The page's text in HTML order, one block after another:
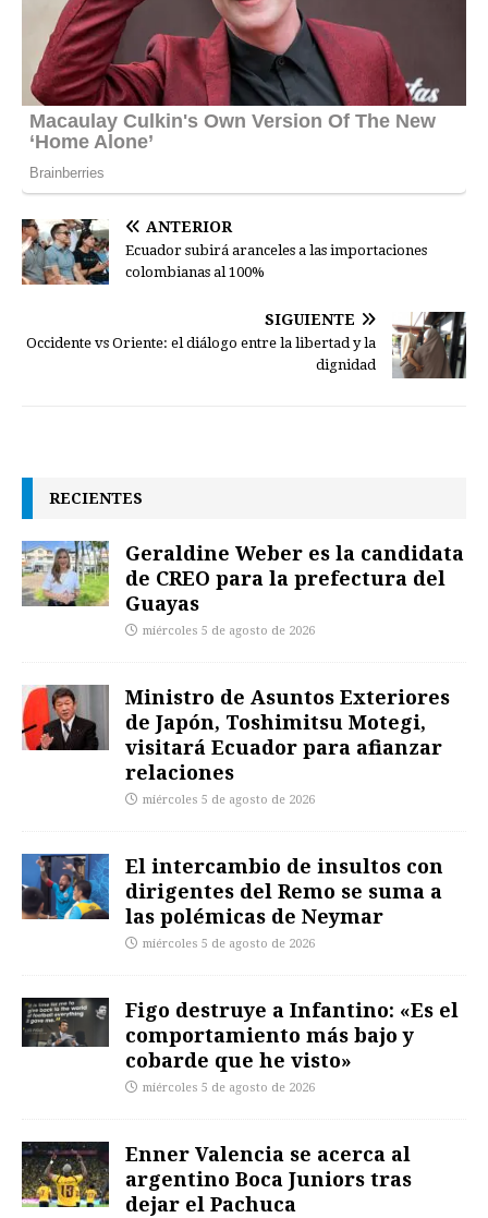
ANTERIOR
Ecuador subirá aranceles a las importaciones
colombianas al 100%
SIGUIENTE
Occidente vs Oriente: el diálogo entre la libertad y la
dignidad
RECIENTES
Geraldine Weber es la candidata
de CREO para la prefectura del
Guayas
miércoles 5 de agosto de 2026
Ministro de Asuntos Exteriores
de Japón, Toshimitsu Motegi,
visitará Ecuador para afianzar
relaciones
miércoles 5 de agosto de 2026
El intercambio de insultos con
dirigentes del Remo se suma a
las polémicas de Neymar
miércoles 5 de agosto de 2026
Figo destruye a Infantino: «Es el
comportamiento más bajo y
cobarde que he visto»
miércoles 5 de agosto de 2026
Enner Valencia se acerca al
argentino Boca Juniors tras
dejar el Pachuca